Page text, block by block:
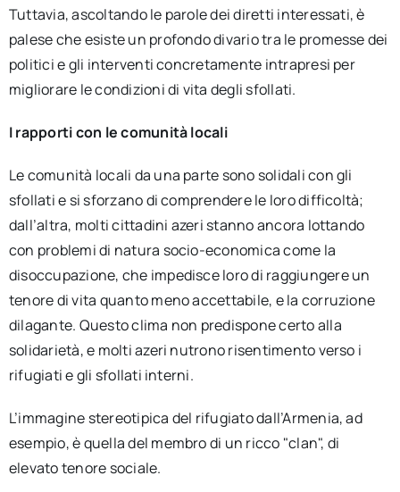
Tuttavia, ascoltando le parole dei diretti interessati, è
palese che esiste un profondo divario tra le promesse dei
politici e gli interventi concretamente intrapresi per
migliorare le condizioni di vita degli sfollati.
I rapporti con le comunità locali
Le comunità locali da una parte sono solidali con gli
sfollati e si sforzano di comprendere le loro difficoltà;
dall’altra, molti cittadini azeri stanno ancora lottando
con problemi di natura socio-economica come la
disoccupazione, che impedisce loro di raggiungere un
tenore di vita quanto meno accettabile, e la corruzione
dilagante. Questo clima non predispone certo alla
solidarietà, e molti azeri nutrono risentimento verso i
rifugiati e gli sfollati interni.
L’immagine stereotipica del rifugiato dall’Armenia, ad
esempio, è quella del membro di un ricco "clan", di
elevato tenore sociale.